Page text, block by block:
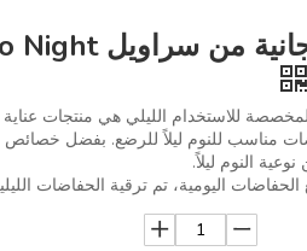
للاستخدام الليلي هي منتجات عناية
مناسب للنوم ليلاً للرضع. بفضل خصائص
النوم ليلاً.
الحفاضات اليومية، تم ترقية الحفاضات